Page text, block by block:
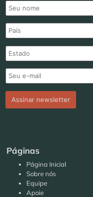
Páginas
Página Inicial
Sobre nós
Equipe
Apoie